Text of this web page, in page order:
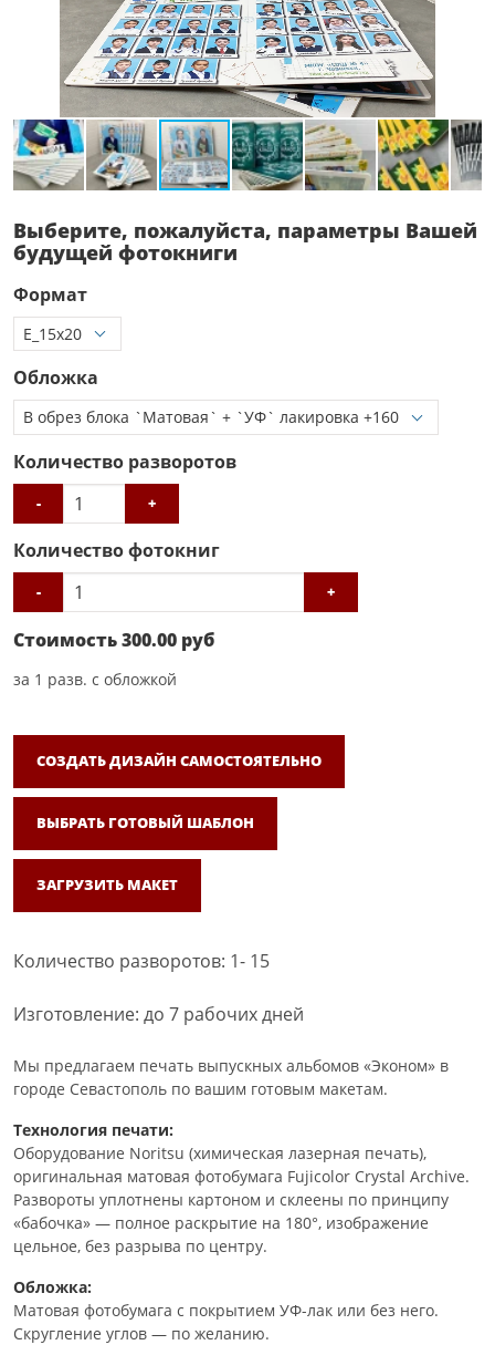
Выберите, пожалуйста, параметры Вашей
будущей фотокниги
Формат
Обложка
Количество разворотов
- +
Количество фотокниг
- +
Стоимость300.00 руб
за 1 разв. с обложкой
СОЗДАТЬ ДИЗАЙН САМОСТОЯТЕЛЬНО
ВЫБРАТЬ ГОТОВЫЙ ШАБЛОН
ЗАГРУЗИТЬ МАКЕТ
Количество разворотов: 1- 15
Изготовление: до 7 рабочих дней
Мы предлагаем печать выпускных альбомов «Эконом» в
городе Севастополь по вашим готовым макетам.
Технология печати:
Оборудование Noritsu (химическая лазерная печать),
оригинальная матовая фотобумага Fujicolor Crystal Archive.
Развороты уплотнены картоном и склеены по принципу
«бабочка» — полное раскрытие на 180°, изображение
цельное, без разрыва по центру.
Обложка:
Матовая фотобумага с покрытием УФ-лак или без него.
Скругление углов — по желанию.